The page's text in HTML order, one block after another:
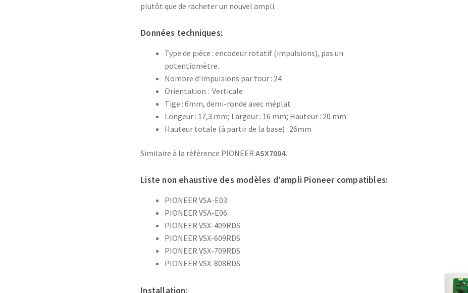
plutôt que de racheter un nouvel ampli.
Données techniques:
Type de pièce : encodeur rotatif (impulsions), pas un
potentiomètre.
Nombre d’impulsions par tour : 24
Orientation : Verticale
Tige : 6mm, demi-ronde avec méplat
Longeur : 17,3 mm; Largeur : 16 mm; Hauteur : 20 mm
Hauteur totale (à partir de la base) : 26mm
Similaire à la référence PIONEERASX7004.
Liste non ehaustive des modèles d’ampli Pioneer compatibles:
PIONEER VSA-E03
PIONEER VSA-E06
PIONEER VSX-409RDS
PIONEER VSX-609RDS
PIONEER VSX-709RDS
PIONEER VSX-808RDS
Installation: